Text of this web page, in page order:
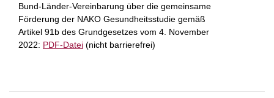
Bund-Länder-Vereinbarung über die gemeinsame
Förderung der NAKO Gesundheitsstudie gemäß
Artikel 91b des Grundgesetzes vom 4. November
2022: PDF-Datei (nicht barrierefrei)